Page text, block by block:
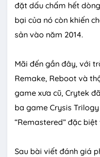
đặt dấu chấm hết
bại của nó còn khiến
sản vào năm 2014.
Mãi đến gần đây, với
Remake, Reboot và
game xưa cũ, Crytek
ba game Crysis
“Remastered” đặc
Sau bài viết đánh giá